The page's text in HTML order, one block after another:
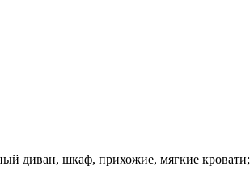
диван, шкаф, прихожие, мягкие кровати;